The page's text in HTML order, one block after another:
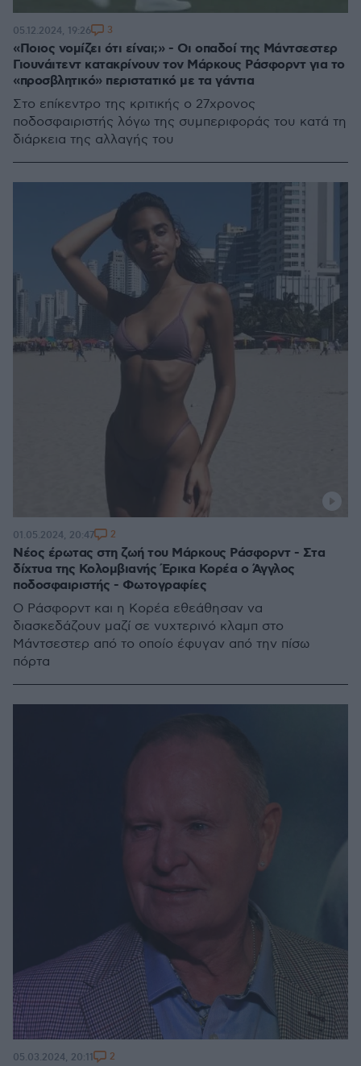
«Ποιος νομίζει ότι είναι;» - Οι οπαδοί της Μάντσεστερ
Γιουνάιτεντ κατακρίνουν τον Μάρκους Ράσφορντ για το
«προσβλητικό» περιστατικό με τα γάντια
Στο επίκεντρο της κριτικής ο 27χρονος
ποδοσφαιριστής λόγω της συμπεριφοράς του κατά τη
διάρκεια της αλλαγής του
05.12.2024, 19:26 3
Νέος έρωτας στη ζωή του Μάρκους Ράσφορντ - Στα
δίχτυα της Κολομβιανής Έρικα Κορέα ο Άγγλος
ποδοσφαιριστής - Φωτογραφίες
Ο Ράσφορντ και η Κορέα εθεάθησαν να
διασκεδάζουν μαζί σε νυχτερινό κλαμπ στο
Μάντσεστερ από το οποίο έφυγαν από την πίσω
πόρτα
01.05.2024, 20:47 2
05.03.2024, 20:11 2